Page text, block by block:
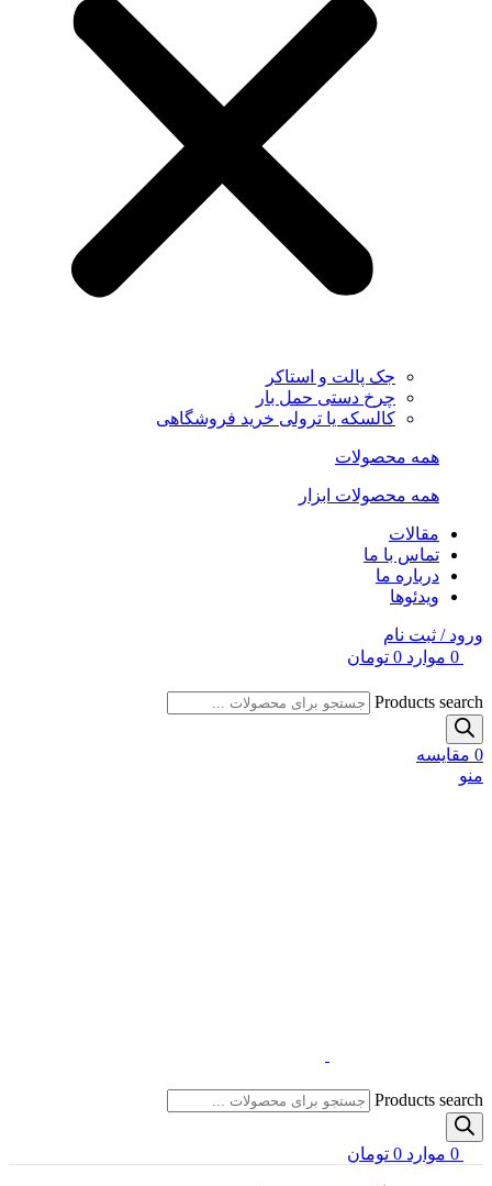
جک پالت و استاکر
چرخ دستی حمل بار
کالسکه یا ترولی خرید فروشگاهی
همه محصولات
همه محصولات ابزار
مقالات
تماس با ما
درباره ما
ویدئوها
ورود / ثبت نام
0 موارد 0 تومان
Products search
0 مقایسه
منو
Products search
0 موارد 0 تومان